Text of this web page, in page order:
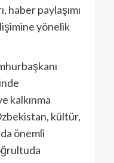
haber paylaşımı
yönelik
kalkınma
kültür,
önemli